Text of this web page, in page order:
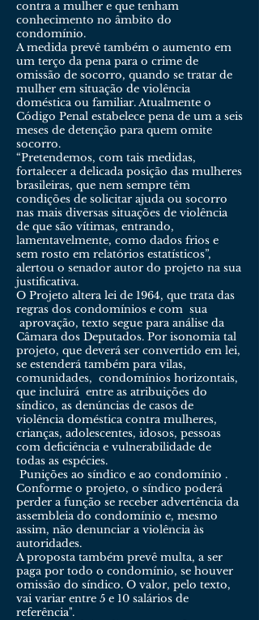
contra a mulher e que tenham
conhecimento no âmbito do
condomínio.
A medida prevê também o aumento em
um terço da pena para o crime de
omissão de socorro, quando se tratar de
mulher em situação de violência
doméstica ou familiar. Atualmente o
Código Penal estabelece pena de um a seis
meses de detenção para quem omite
socorro.
“Pretendemos, com tais medidas,
fortalecer a delicada posição das mulheres
brasileiras, que nem sempre têm
condições de solicitar ajuda ou socorro
nas mais diversas situações de violência
de que são vítimas, entrando,
lamentavelmente, como dados frios e
sem rosto em relatórios estatísticos”,
alertou o senador autor do projeto na sua
justificativa.
O Projeto altera lei de 1964, que trata das
regras dos condomínios e com sua
aprovação, texto segue para análise da
Câmara dos Deputados. Por isonomia tal
projeto, que deverá ser convertido em lei,
se estenderá também para vilas,
comunidades, condomínios horizontais,
que incluirá entre as atribuições do
síndico, as denúncias de casos de
violência doméstica contra mulheres,
crianças, adolescentes, idosos, pessoas
com deficiência e vulnerabilidade de
todas as espécies.
Punições ao síndico e ao condomínio .
Conforme o projeto, o síndico poderá
perder a função se receber advertência da
assembleia do condomínio e, mesmo
assim, não denunciar a violência às
autoridades.
A proposta também prevê multa, a ser
paga por todo o condomínio, se houver
omissão do síndico. O valor, pelo texto,
vai variar entre 5 e 10 salários de
referência".